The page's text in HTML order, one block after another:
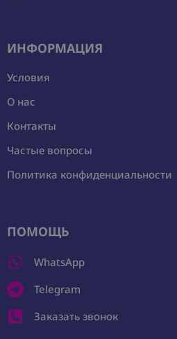
ИНФОРМАЦИЯ
Условия
О нас
Контакты
Частые вопросы
Политика конфиденциальности
ПОМОЩЬ
WhatsApp
Telegram
Заказать звонок